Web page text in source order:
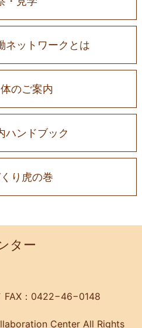
ネットワークとは
のご案内
ハンドブック
り虎の巻
ター
：0422−46−0148
Center All Rights